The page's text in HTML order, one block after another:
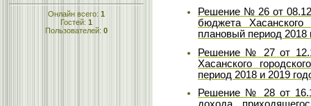
Онлайн всего: 1
Гостей: 1
Пользователей: 0
Решение № 26 от
бюджета
плановый период 2018
Решение № 27 от
Хасанского
период 2018 и 2019
Решение № 28 от